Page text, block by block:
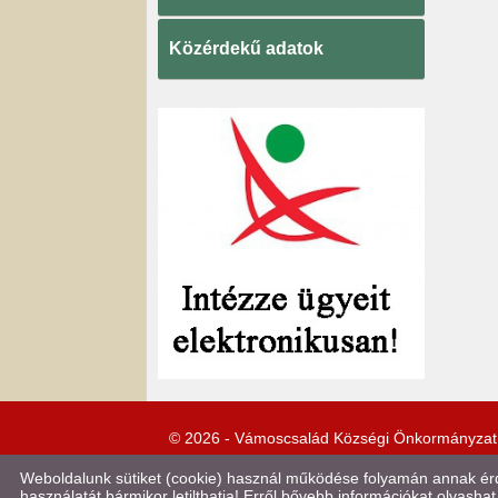
Közérdekű adatok
© 2026 - Vámoscsalád Községi Önkormányzat
Weboldalunk sütiket (cookie) használ működése folyamán annak